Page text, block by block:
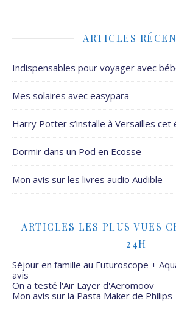
ARTICLES
Indispensables pour voyager avec
Mes solaires avec easypara
Harry Potter s’installe à Versailles cet
Dormir dans un Pod en Ecosse
Mon avis sur les livres audio Audible
ARTICLES LES PLUS VUES
24H
Séjour en famille au Futuroscope +
avis
On a testé l'Air Layer d'Aeromoov
Mon avis sur la Pasta Maker de Philips